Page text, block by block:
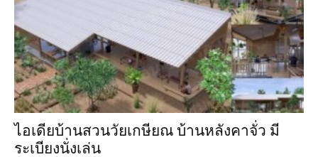
ไอเดียบ้านสวนวัยเกษียณ บ้านหลังคาจั่ว มี
ระเบียงนั่งเล่น